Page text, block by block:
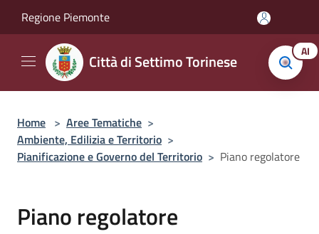
Regione Piemonte
Città di Settimo Torinese AI
Home > Aree Tematiche >
Ambiente, Edilizia e Territorio >
Pianificazione e Governo del Territorio > Piano regolatore
Piano regolatore